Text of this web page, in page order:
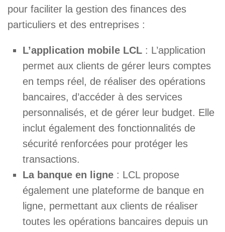
pour faciliter la gestion des finances des
particuliers et des entreprises :
L’application mobile LCL : L’application
permet aux clients de gérer leurs comptes
en temps réel, de réaliser des opérations
bancaires, d’accéder à des services
personnalisés, et de gérer leur budget. Elle
inclut également des fonctionnalités de
sécurité renforcées pour protéger les
transactions.
La banque en ligne : LCL propose
également une plateforme de banque en
ligne, permettant aux clients de réaliser
toutes les opérations bancaires depuis un